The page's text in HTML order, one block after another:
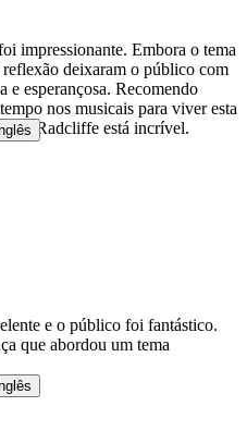
impressionante. Embora o tema
deixaram o público com
e esperançosa. Recomendo
nos musicais para viver esta
Radcliffe está incrível.
e o público foi fantástico.
que abordou um tema